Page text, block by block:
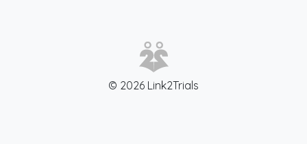
© 2026 Link2Trials